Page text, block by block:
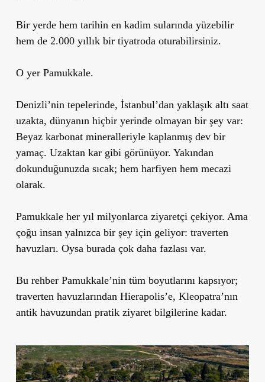
Bir yerde hem tarihin en kadim sularında yüzebilir
hem de 2.000 yıllık bir tiyatroda oturabilirsiniz.
O yer Pamukkale.
Denizli’nin tepelerinde, İstanbul’dan yaklaşık altı saat
uzakta, dünyanın hiçbir yerinde olmayan bir şey var:
Beyaz karbonat mineralleriyle kaplanmış dev bir
yamaç. Uzaktan kar gibi görünüyor. Yakından
dokunduğunuzda sıcak; hem harfiyen hem mecazi
olarak.
Pamukkale her yıl milyonlarca ziyaretçi çekiyor. Ama
çoğu insan yalnızca bir şey için geliyor: traverten
havuzları. Oysa burada çok daha fazlası var.
Bu rehber Pamukkale’nin tüm boyutlarını kapsıyor;
traverten havuzlarından Hierapolis’e, Kleopatra’nın
antik havuzundan pratik ziyaret bilgilerine kadar.